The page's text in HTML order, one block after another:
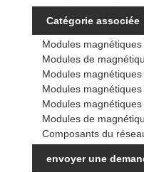
Catégorie associée
Modules
Modules de
Modules
Modules
Modules
Modules de
Composants du
envoyer une